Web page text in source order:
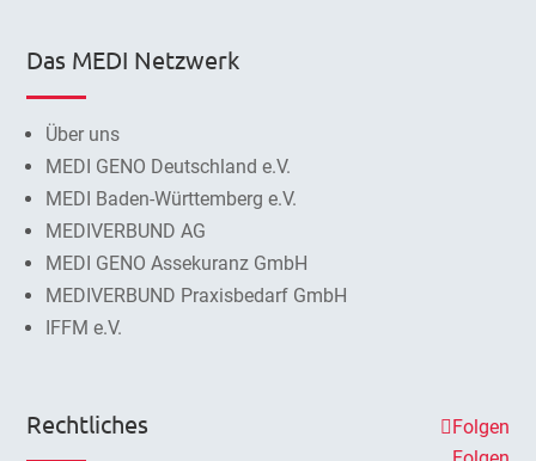
Das MEDI Netzwerk
Über uns
MEDI GENO Deutschland e.V.
MEDI Baden-Württemberg e.V.
MEDIVERBUND AG
MEDI GENO Assekuranz GmbH
MEDIVERBUND Praxisbedarf GmbH
IFFM e.V.
Rechtliches
Folgen